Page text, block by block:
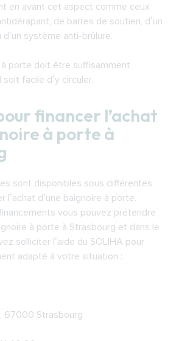
en avant cet aspect comme ceux
de barres de soutien, d’un
système anti-brûlure.
à porte doit être suffisamment
soit facile d’y circuler.
financer l’achat
à porte à
sont disponibles sous différentes
l’achat d’une baignoire à porte.
vous pouvez prétendre
à porte à Strasbourg et dans le
solliciter l’aide du SOLIHA pour
adapté à votre situation :
67000 Strasbourg